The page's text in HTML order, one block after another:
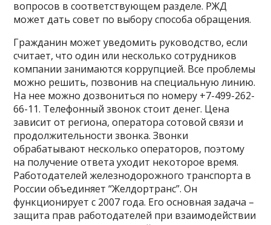
вопросов в соответствующем разделе. РЖД
может дать совет по выбору способа обращения.
Гражданин может уведомить руководство, если
считает, что один или несколько сотрудников
компании занимаются коррупцией. Все проблемы
можно решить, позвонив на специальную линию.
На нее можно дозвониться по номеру +7-499-262-
66-11. Телефонный звонок стоит денег. Цена
зависит от региона, оператора сотовой связи и
продолжительности звонка. Звонки
обрабатывают несколько операторов, поэтому
на получение ответа уходит некоторое время.
Работодателей железнодорожного транспорта в
России объединяет “Желдортранс”. Он
функционирует с 2007 года. Его основная задача –
защита прав работодателей при взаимодействии